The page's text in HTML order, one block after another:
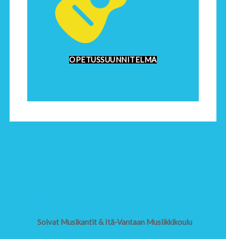
OPETUSSUUNNITELMA
Soivat Musikantit & Itä-Vantaan Musiikkikoulu